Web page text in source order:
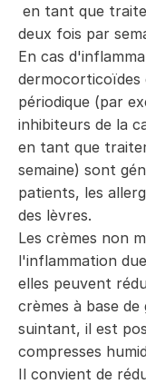
en tant que
deux fois par
En cas
dermocorticoïdes
périodique (par
inhibiteurs de la
en tant que
semaine) sont
patients, les
des lèvres.
Les crèmes non
l'inflammation
elles peuvent
crèmes à base
suintant, il est
compresses
Il convient de